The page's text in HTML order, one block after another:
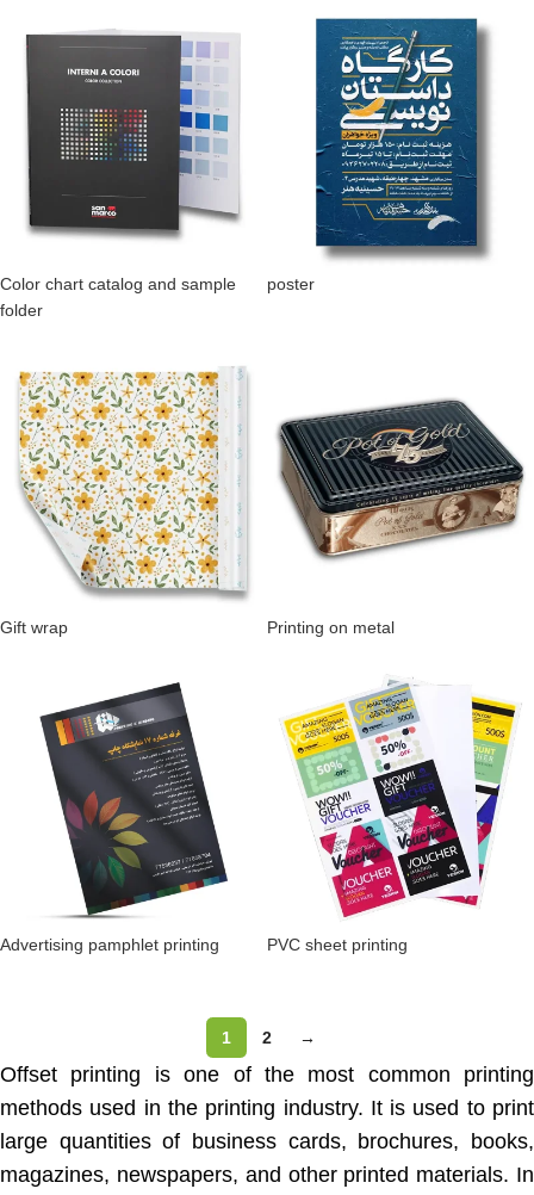
Color chart catalog and sample
folder
poster
Gift wrap Printing on metal
Advertising pamphlet printing PVC sheet printing
1 2 →
Offset printing is one of the most common printing
methods used in the printing industry. It is used to print
large quantities of business cards, brochures, books,
magazines, newspapers, and other printed materials. In